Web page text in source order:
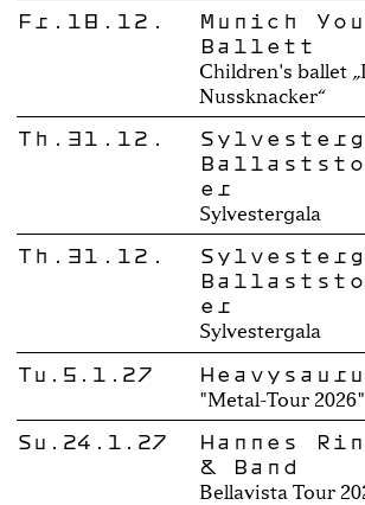
Fr.18.12.
Munich
Ballett
Children's ballet
Nussknacker“
Th.31.12.
er
Sylvestergala
Th.31.12.
er
Sylvestergala
Tu.5.1.27
"Metal-Tour
Su.24.1.27
Hannes
& Band
Bellavista Tour